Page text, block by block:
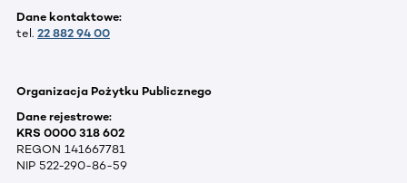
Dane kontaktowe:
tel. 22 882 94 00
Organizacja Pożytku Publicznego
Dane rejestrowe:
KRS 0000 318 602
REGON 141667781
NIP 522-290-86-59